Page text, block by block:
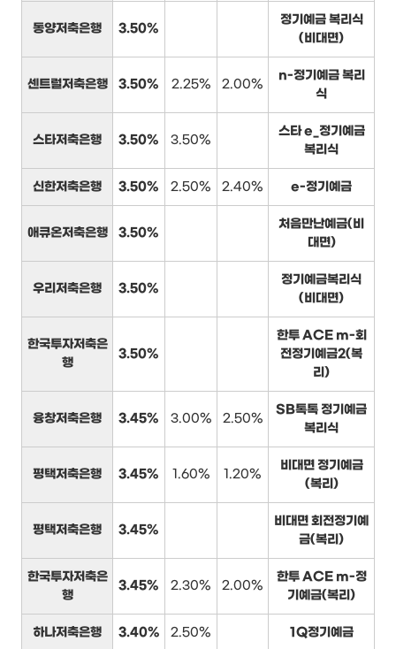
동양저축은행 3.50%
정기예금 복리식
(비대면)
센트럴저축은행 3.50% 2.25% 2.00%
n-정기예금 복리
식
스타저축은행 3.50% 3.50%
스타 e_정기예금
복리식
신한저축은행 3.50% 2.50% 2.40% e-정기예금
애큐온저축은행 3.50%
처음만난예금(비
대면)
우리저축은행 3.50%
정기예금복리식
(비대면)
한국투자저축은
행
3.50%
한투 ACE m-회
전정기예금2(복
리)
융창저축은행 3.45% 3.00% 2.50%
SB톡톡 정기예금
복리식
평택저축은행 3.45% 1.60% 1.20%
비대면 정기예금
(복리)
평택저축은행 3.45%
비대면 회전정기예
금(복리)
한국투자저축은
행
3.45% 2.30% 2.00%
한투 ACE m-정
기예금(복리)
하나저축은행 3.40% 2.50% 1Q정기예금